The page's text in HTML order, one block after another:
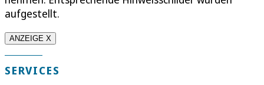
aufgestellt.
ANZEIGE X
SERVICES